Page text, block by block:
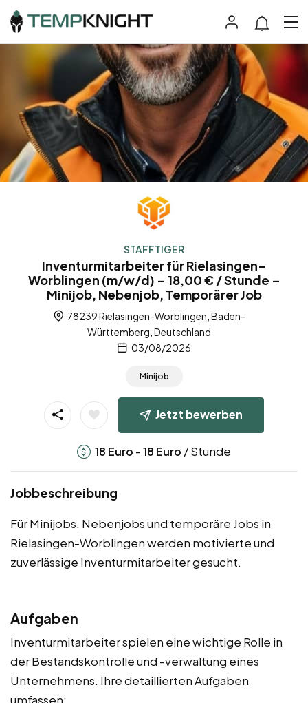
STAFFTIGER
Inventurmitarbeiter für Rielasingen-
Worblingen (m/w/d) – 18,00 € / Stunde –
Minijob, Nebenjob, Temporärer Job
78239 Rielasingen-Worblingen, Baden-
Württemberg, Deutschland
03/08/2026
Minijob
Jetzt bewerben
18 Euro -18 Euro / Stunde
Jobbeschreibung
Für Minijobs, Nebenjobs und temporäre Jobs in
Rielasingen-Worblingen werden motivierte und
zuverlässige Inventurmitarbeiter gesucht.
Aufgaben
Inventurmitarbeiter spielen eine wichtige Rolle in
der Bestandskontrolle und -verwaltung eines
Unternehmens. Ihre detaillierten Aufgaben
umfassen: